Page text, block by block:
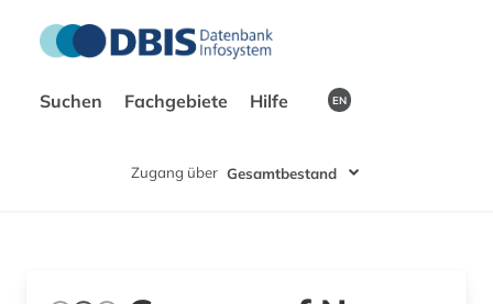
Suchen Fachgebiete Hilfe EN
Zugang über Gesamtbestand